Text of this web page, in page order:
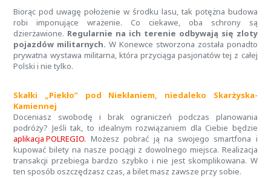
Biorąc pod uwagę położenie w środku lasu, tak potężna budowa
robi imponujące wrażenie. Co ciekawe, oba schrony są
dzierżawione. Regularnie na ich terenie odbywają się zloty
pojazdów militarnych. W Konewce stworzona została ponadto
prywatna wystawa militarna, która przyciąga pasjonatów tej z całej
Polski i nie tylko.
Skałki „Piekło” pod Niekłaniem, niedaleko Skarżyska-
Kamiennej
Doceniasz swobodę i brak ograniczeń podczas planowania
podróży? Jeśli tak, to idealnym rozwiązaniem dla Ciebie będzie
aplikacja POLREGIO. Możesz pobrać ją na swojego smartfona i
kupować bilety na nasze pociągi z dowolnego miejsca. Realizacja
transakcji przebiega bardzo szybko i nie jest skomplikowana. W
ten sposób oszczędzasz czas, a bilet masz zawsze przy sobie.